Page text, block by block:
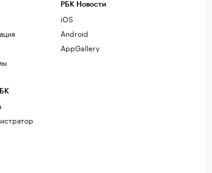
РБК Новости
iOS
Android
AppGallery